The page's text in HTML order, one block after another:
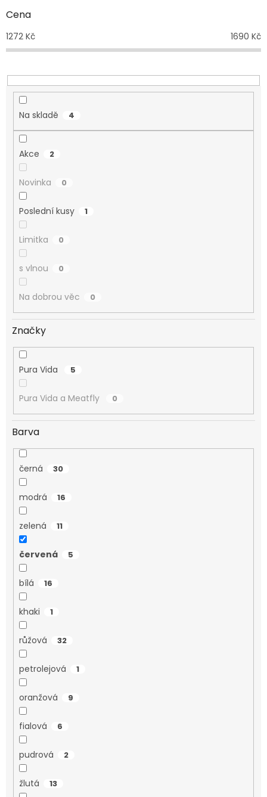
d
k
t
Cena
1272 Kč 1690 Kč
Na skladě 4
Akce 2
Novinka 0
Poslední kusy 1
Limitka 0
s vlnou 0
Na dobrou věc 0
Značky
Pura Vida 5
Pura Vida a Meatfly 0
Barva
černá 30
modrá 16
zelená 11
červená 5
bílá 16
khaki 1
růžová 32
petrolejová 1
oranžová 9
fialová 6
pudrová 2
žlutá 13